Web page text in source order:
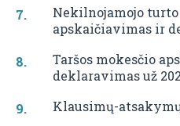
Nekilnojamojo
apskaičiavimas ir
Taršos mokesčio
deklaravimas už
Klausimų-